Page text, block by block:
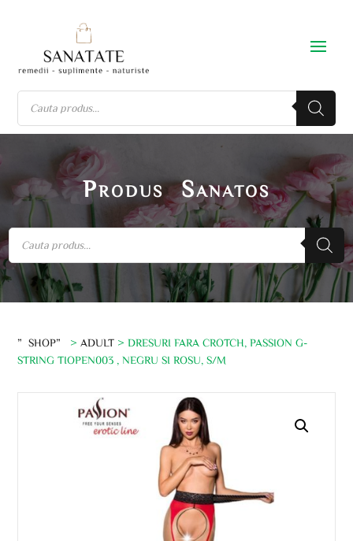
Produs Sanatos
”SHOP” > ADULT > DRESURI FARA CROTCH, PASSION G-
STRING TIOPEN003 , NEGRU SI ROSU, S/M